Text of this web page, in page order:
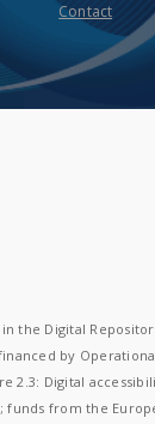
Contact
the Digital
by
2.3: Digital
from the